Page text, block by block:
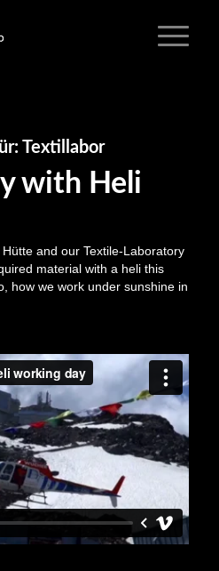
Textillabor
with Heli
and our Textile-Laboratory
material with a heli this
how we work under sunshine in